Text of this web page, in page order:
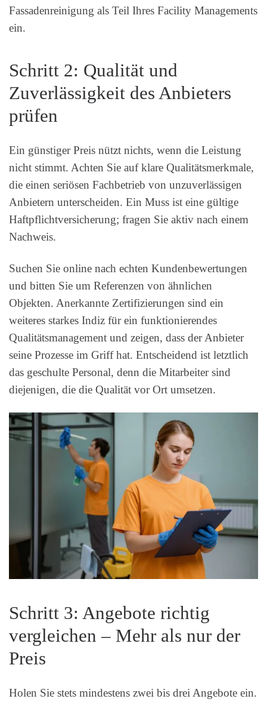
Fassadenreinigung als Teil Ihres Facility Managements
ein.
Schritt 2: Qualität und
Zuverlässigkeit des Anbieters
prüfen
Ein günstiger Preis nützt nichts, wenn die Leistung
nicht stimmt. Achten Sie auf klare Qualitätsmerkmale,
die einen seriösen Fachbetrieb von unzuverlässigen
Anbietern unterscheiden. Ein Muss ist eine gültige
Haftpflichtversicherung; fragen Sie aktiv nach einem
Nachweis.
Suchen Sie online nach echten Kundenbewertungen
und bitten Sie um Referenzen von ähnlichen
Objekten. Anerkannte Zertifizierungen sind ein
weiteres starkes Indiz für ein funktionierendes
Qualitätsmanagement und zeigen, dass der Anbieter
seine Prozesse im Griff hat. Entscheidend ist letztlich
das geschulte Personal, denn die Mitarbeiter sind
diejenigen, die die Qualität vor Ort umsetzen.
Schritt 3: Angebote richtig
vergleichen – Mehr als nur der
Preis
Holen Sie stets mindestens zwei bis drei Angebote ein.